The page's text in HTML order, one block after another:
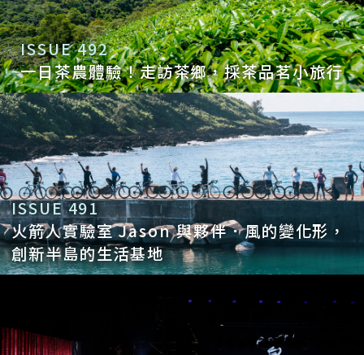
我們推動民宿修法，當時在立法院參加公聽
會上台罵政府，在台下的他莫名其妙決定追
我、還以結婚為前提！所以現在新人生的機
緣都是 Dear b&b 開啟的，像是一個時空旅
程的切換。不變的，還是把事情做到最好的
態度，和想帶更多人看見、住進台灣這些美
好旅宿的初衷。
Q9：走過創業十年，對你人生具有什麼樣
的意義？
A9：就像前面提到《神隱少女》的千尋穿過
山洞，這是一段華麗又魔幻的旅程， 不只是
十年採訪上千間旅宿、走遍台灣各個角落，
ISSUE 492
一日茶農體驗！走訪茶鄉，採茶品茗小旅行
ISSUE 491
火箭人實驗室 Jason 與夥伴．風的變化形，
創新半島的生活基地